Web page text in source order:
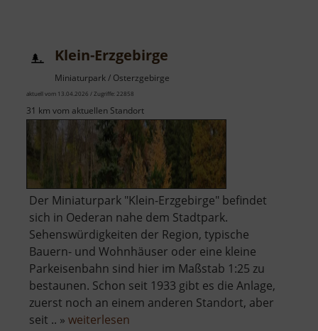
Klein-Erzgebirge
Miniaturpark / Osterzgebirge
aktuell vom 13.04.2026 / Zugriffe: 22858
31 km vom aktuellen Standort
Der Miniaturpark "Klein-Erzgebirge" befindet
sich in Oederan nahe dem Stadtpark.
Sehenswürdigkeiten der Region, typische
Bauern- und Wohnhäuser oder eine kleine
Parkeisenbahn sind hier im Maßstab 1:25 zu
bestaunen. Schon seit 1933 gibt es die Anlage,
zuerst noch an einem anderen Standort, aber
seit .. » weiterlesen